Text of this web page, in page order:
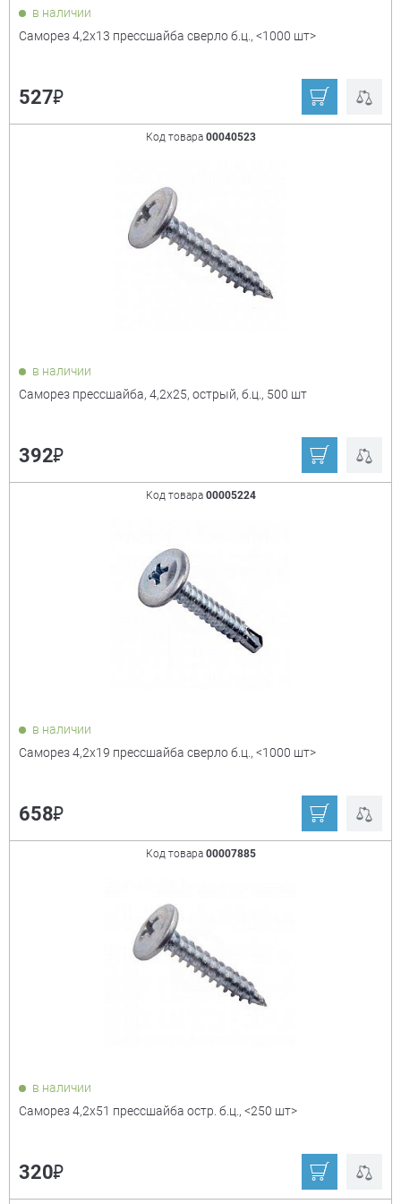
в наличии
Саморез 4,2х13 прессшайба сверло б.ц., <1000 шт>
527₽
Код товара 00040523
в наличии
Саморез прессшайба, 4,2х25, острый, б.ц., 500 шт
392₽
Код товара 00005224
в наличии
Саморез 4,2х19 прессшайба сверло б.ц., <1000 шт>
658₽
Код товара 00007885
в наличии
Саморез 4,2х51 прессшайба остр. б.ц., <250 шт>
320₽